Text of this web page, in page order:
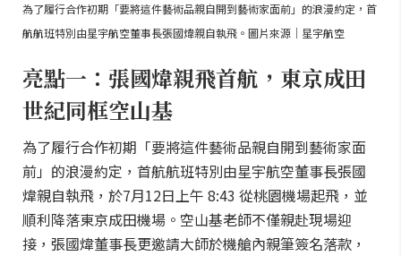
為了履行合作初期「要將這件藝術品親自開到藝術家面前」的浪漫約定，首
航航班特別由星宇航空董事長張國煒親自執飛。圖片來源｜星宇航空
亮點一：張國煒親飛首航，東京成田
世紀同框空山基
為了履行合作初期「要將這件藝術品親自開到藝術家面
前」的浪漫約定，首航航班特別由星宇航空董事長張國
煒親自執飛，於7月12日上午 8:43 從桃園機場起飛，並
順利降落東京成田機場。空山基老師不僅親赴現場迎
接，張國煒董事長更邀請大師於機艙內親筆簽名落款，